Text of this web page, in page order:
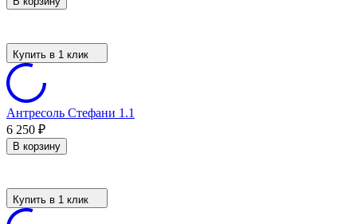
Купить в 1 клик
Антресоль Стефани 1.1
6 250 ₽
В корзину
Купить в 1 клик